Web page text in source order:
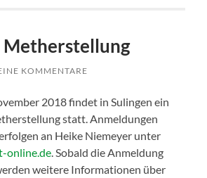
KOMMENTARE
2018 findet in Sulingen ein
statt. Anmeldungen
an Heike Niemeyer unter
online.de. Sobald die Anmeldung
weitere Informationen über